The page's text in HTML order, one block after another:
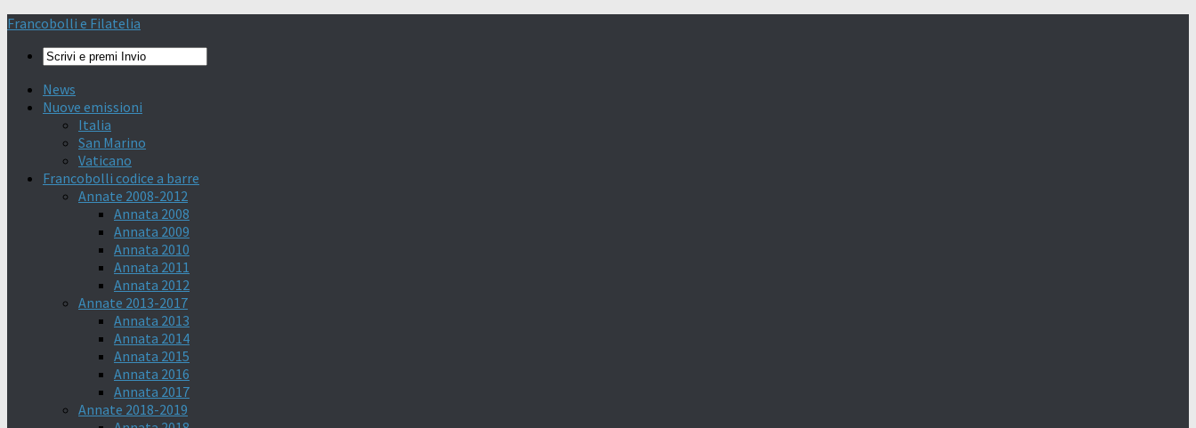
Francobolli e Filatelia
News
Nuove emissioni
Italia
San Marino
Vaticano
Francobolli codice a barre
Annate 2008-2012
Annata 2008
Annata 2009
Annata 2010
Annata 2011
Annata 2012
Annate 2013-2017
Annata 2013
Annata 2014
Annata 2015
Annata 2016
Annata 2017
Annate 2018-2019